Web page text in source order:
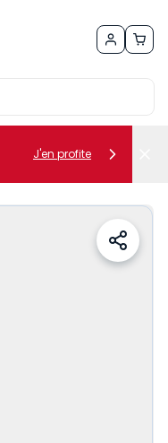
J'en profite